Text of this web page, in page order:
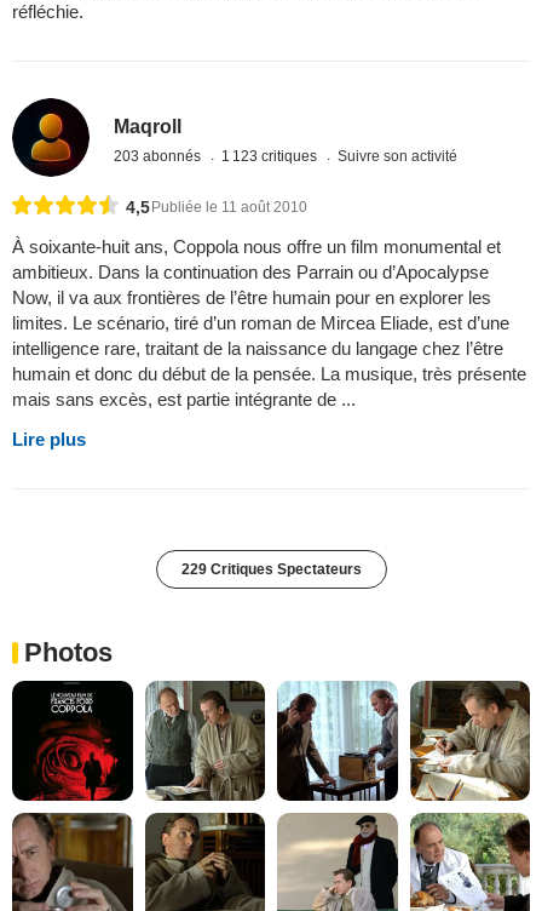
réfléchie.
Maqroll
203 abonnés 1 123 critiques Suivre son activité
4,5Publiée le 11 août 2010
À soixante-huit ans, Coppola nous offre un film monumental et
ambitieux. Dans la continuation des Parrain ou d’Apocalypse
Now, il va aux frontières de l’être humain pour en explorer les
limites. Le scénario, tiré d’un roman de Mircea Eliade, est d’une
intelligence rare, traitant de la naissance du langage chez l’être
humain et donc du début de la pensée. La musique, très présente
mais sans excès, est partie intégrante de ...
Lire plus
229 Critiques Spectateurs
Photos